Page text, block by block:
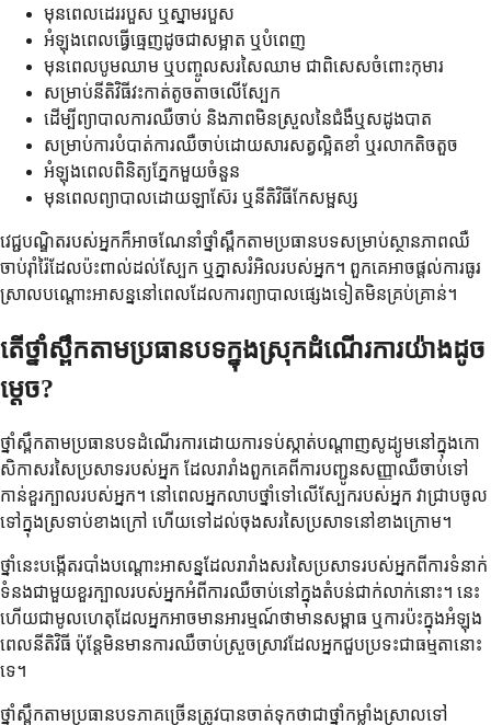
មុនពេលដេររបួស ឬស្នាមរបួស
អំឡុងពេលធ្វើធ្មេញដូចជាសម្អាត ឬបំពេញ
មុនពេលបូមឈាម ឬបញ្ចូលសរសៃឈាម ជាពិសេសចំពោះកុមារ
សម្រាប់នីតិវិធីវះកាត់តូចតាចលើស្បែក
ដើម្បីព្យាបាលការឈឺចាប់ និងភាពមិនស្រួលនៃជំងឺឬសដូងបាត
សម្រាប់ការបំបាត់ការឈឺចាប់ដោយសារសត្វល្អិតខាំ ឬរលាកតិចតួច
អំឡុងពេលពិនិត្យភ្នែកមួយចំនួន
មុនពេលព្យាបាលដោយឡាស៊ែរ ឬនីតិវិធីកែសម្ផស្ស
វេជ្ជបណ្ឌិតរបស់អ្នកក៏អាចណែនាំថ្នាំស្ពឹកតាមប្រធានបទសម្រាប់ស្ថានភាពឈឺ
ចាប់រ៉ាំរ៉ៃដែលប៉ះពាល់ដល់ស្បែក ឬភ្នាសរំអិលរបស់អ្នក។ ពួកគេអាចផ្តល់ការធូរ
ស្រាលបណ្តោះអាសន្ននៅពេលដែលការព្យាបាលផ្សេងទៀតមិនគ្រប់គ្រាន់។
តើថ្នាំស្ពឹកតាមប្រធានបទក្នុងស្រុកដំណើរការយ៉ាងដូច
ម្តេច?
ថ្នាំស្ពឹកតាមប្រធានបទដំណើរការដោយការទប់ស្កាត់បណ្តាញសូដ្យូមនៅក្នុងកោ
សិកាសរសៃប្រសាទរបស់អ្នក ដែលរារាំងពួកគេពីការបញ្ជូនសញ្ញាឈឺចាប់ទៅ
កាន់ខួរក្បាលរបស់អ្នក។ នៅពេលអ្នកលាបថ្នាំទៅលើស្បែករបស់អ្នក វាជ្រាបចូល
ទៅក្នុងស្រទាប់ខាងក្រៅ ហើយទៅដល់ចុងសរសៃប្រសាទនៅខាងក្រោម។
ថ្នាំនេះបង្កើតរបាំងបណ្តោះអាសន្នដែលរារាំងសរសៃប្រសាទរបស់អ្នកពីការទំនាក់
ទំនងជាមួយខួរក្បាលរបស់អ្នកអំពីការឈឺចាប់នៅក្នុងតំបន់ជាក់លាក់នោះ។ នេះ
ហើយជាមូលហេតុដែលអ្នកអាចមានអារម្មណ៍ថាមានសម្ពាធ ឬការប៉ះក្នុងអំឡុង
ពេលនីតិវិធី ប៉ុន្តែមិនមានការឈឺចាប់ស្រួចស្រាវដែលអ្នកជួបប្រទះជាធម្មតានោះ
ទេ។
ថ្នាំស្ពឹកតាមប្រធានបទភាគច្រើនត្រូវបានចាត់ទុកថាជាថ្នាំកម្លាំងស្រាលទៅ